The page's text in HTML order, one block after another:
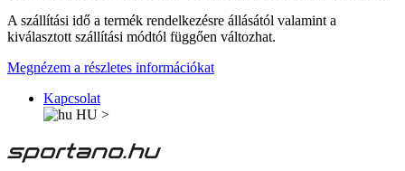
A szállítási idő a termék rendelkezésre állásától valamint a
kiválasztott szállítási módtól függően változhat.
Megnézem a részletes információkat
Kapcsolat
HU >